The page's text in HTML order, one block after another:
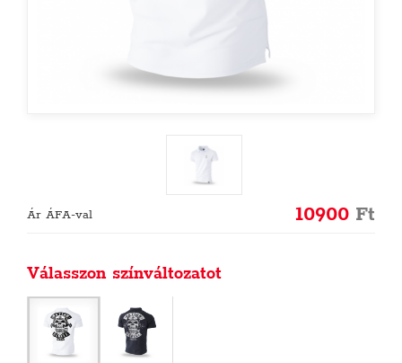
Ár ÁFA-val 10900 Ft
Válasszon színváltozatot